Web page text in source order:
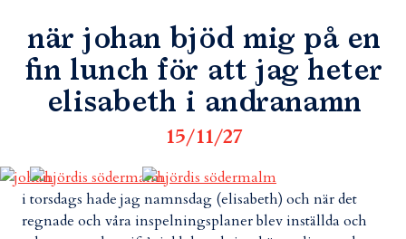
när johan bjöd mig på en
fin lunch för att jag heter
elisabeth i andranamn
15/11/27
i torsdags hade jag namnsdag (elisabeth) och när det
regnade och våra inspelningsplaner blev inställda och